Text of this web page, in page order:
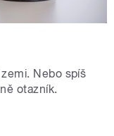
Nebo spíš
otazník.